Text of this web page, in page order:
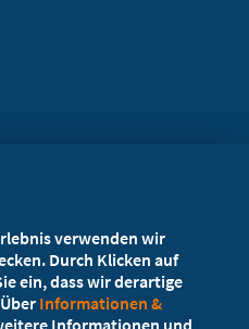
verwenden wir
Durch Klicken auf
ein, dass wir derartige
Informationen &
Informationen und